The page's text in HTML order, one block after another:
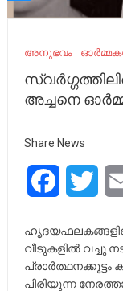
അനുഭവം
അച്ചനെ
Share News
Facebook
വീടുകളിൽ വച്ചു
പിരിയുന്ന